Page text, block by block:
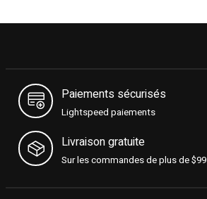
Paiements sécurisés
Lightspeed paiements
Livraison gratuite
Sur les commandes de plus de $99